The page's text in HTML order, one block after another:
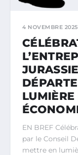
4 NOVEMBRE 2025
LUMIÈRE
EN BREF
par le Conseil
mettre en